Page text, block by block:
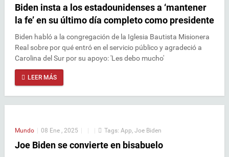
Biden insta a los estadounidenses a ‘mantener
la fe’ en su último día completo como presidente
Biden habló a la congregación de la Iglesia Bautista Misionera
Real sobre por qué entró en el servicio público y agradeció a
Carolina del Sur por su apoyo: 'Les debo mucho'
LEER MÁS
Mundo | 08 Ene , 2025 | | | Tags: App Joe Biden
Joe Biden se convierte en bisabuelo